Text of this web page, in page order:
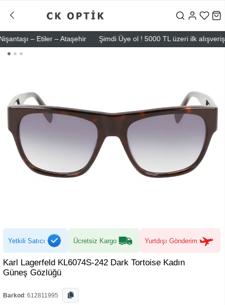
– Etiler – Ataşehir Şimdi Üye ol ! 5000 TL üzeri ilk
Yetkili Satıcı Ücretsiz Kargo Yurtdışı Gönderim
Karl Lagerfeld KL6074S-242 Dark Tortoise Kadın
Güneş Gözlüğü
Barkod : 612811995